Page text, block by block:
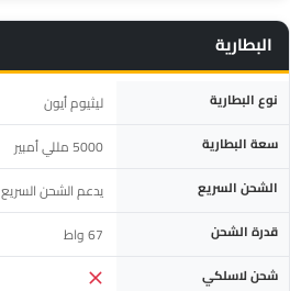
البطارية
المواصفة التفاصيلنوع البطارية ليثيوم أيون
سعة البطارية 5000 مللي أمبير
الشحن السريع يدعم الشحن السريع
قدرة الشحن 67 واط
شحن لاسلكي